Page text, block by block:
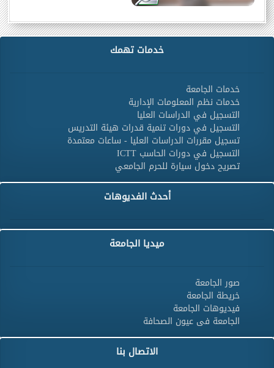
خدمات تهمك
خدمات الجامعة
خدمات نظم المعلومات الإدارية
التسجيل في الدراسات العليا
التسجيل في دورات تنمية قدرات هيئة التدريس
تسجيل مقررات الدراسات العليا - ساعات معتمدة
التسجيل في دورات الحاسب ICTT
تصريح دخول سيارة للحرم الجامعي
أحدث الفديوهات
ميديا الجامعة
صور الجامعة
خريطة الجامعة
فيديوهات الجامعة
الجامعة فى عيون الصحافة
الاتصال بنا